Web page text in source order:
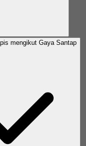
mengikut Gaya Santap